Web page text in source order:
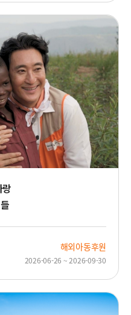
해외아동후원
2026-06-26 ~ 2026-09-30